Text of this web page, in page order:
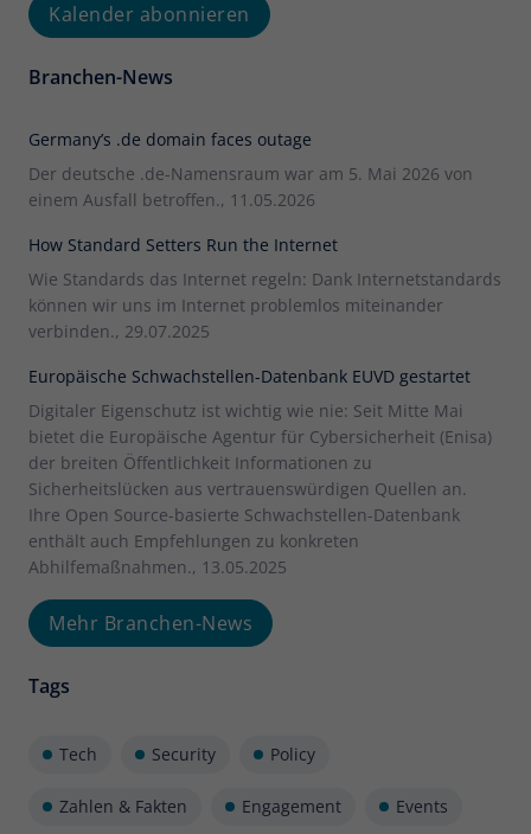
Kalender abonnieren
Branchen-News
Germany’s .de domain faces outage
Der deutsche .de-Namensraum war am 5. Mai 2026 von
einem Ausfall betroffen., 11.05.2026
How Standard Setters Run the Internet
Wie Standards das Internet regeln: Dank Internetstandards
können wir uns im Internet problemlos miteinander
verbinden., 29.07.2025
Europäische Schwachstellen-Datenbank EUVD gestartet
Digitaler Eigenschutz ist wichtig wie nie: Seit Mitte Mai
bietet die Europäische Agentur für Cybersicherheit (Enisa)
der breiten Öffentlichkeit Informationen zu
Sicherheitslücken aus vertrauenswürdigen Quellen an.
Ihre Open Source-basierte Schwachstellen-Datenbank
enthält auch Empfehlungen zu konkreten
Abhilfemaßnahmen., 13.05.2025
Mehr Branchen-News
Tags
Tech Security Policy
Zahlen & Fakten Engagement Events